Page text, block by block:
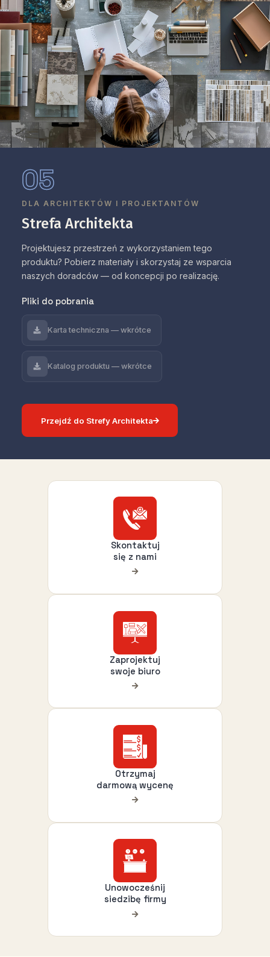
05
DLA ARCHITEKTÓW I PROJEKTANTÓW
Strefa Architekta
Projektujesz przestrzeń z wykorzystaniem tego
produktu? Pobierz materiały i skorzystaj ze wsparcia
naszych doradców — od koncepcji po realizację.
Pliki do pobrania
Karta techniczna — wkrótce
Katalog produktu — wkrótce
Przejdź do Strefy Architekta
Skontaktuj
się z nami
Zaprojektuj
swoje biuro
Otrzymaj
darmową wycenę
Unowocześnij
siedzibę firmy